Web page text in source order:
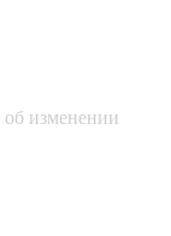
изменении